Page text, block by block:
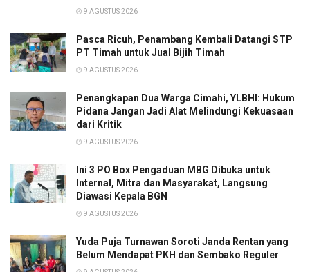
9 AGUSTUS 2026
Pasca Ricuh, Penambang Kembali Datangi STP
PT Timah untuk Jual Bijih Timah
9 AGUSTUS 2026
Penangkapan Dua Warga Cimahi, YLBHI: Hukum
Pidana Jangan Jadi Alat Melindungi Kekuasaan
dari Kritik
9 AGUSTUS 2026
Ini 3 PO Box Pengaduan MBG Dibuka untuk
Internal, Mitra dan Masyarakat, Langsung
Diawasi Kepala BGN
9 AGUSTUS 2026
Yuda Puja Turnawan Soroti Janda Rentan yang
Belum Mendapat PKH dan Sembako Reguler